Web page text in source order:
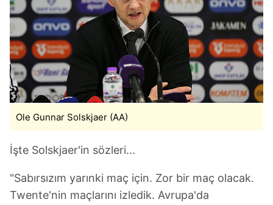
Ole Gunnar Solskjaer (AA)
İşte Solskjaer'in sözleri...
"Sabırsızım yarınki maç için. Zor bir maç olacak.
Twente'nin maçlarını izledik. Avrupa'da